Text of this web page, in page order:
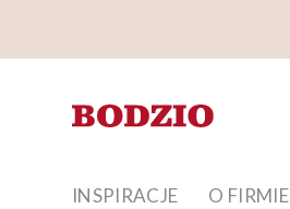
INSPIRACJE O FIRMIE